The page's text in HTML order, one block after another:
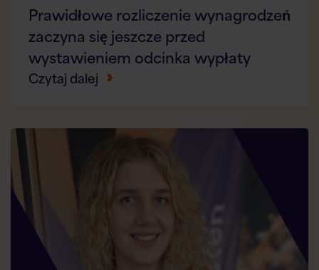
Prawidłowe rozliczenie wynagrodzeń
zaczyna się jeszcze przed
wystawieniem odcinka wypłaty
Czytaj dalej